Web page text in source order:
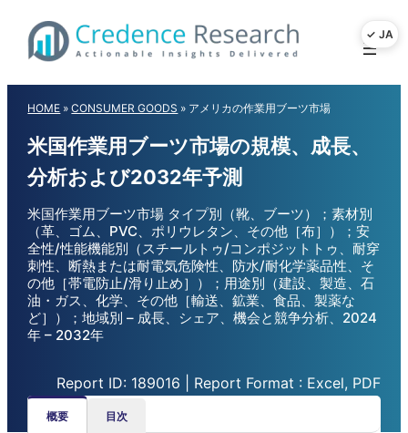
content
HOME »CONSUMER GOODS » アメリカの作業用ブーツ市場
米国作業用ブーツ市場の規模、成長、
分析および2032年予測
米国作業用ブーツ市場 タイプ別（靴、ブーツ）；素材別
（革、ゴム、PVC、ポリウレタン、その他［布］）；安
全性/性能機能別（スチールトゥ/コンポジットトゥ、耐穿
刺性、断熱または耐電気危険性、防水/耐化学薬品性、そ
の他［帯電防止/滑り止め］）；用途別（建設、製造、石
油・ガス、化学、その他［輸送、鉱業、食品、製薬な
ど］）；地域別 – 成長、シェア、機会と競争分析、2024
年 – 2032年
Report ID: 189016 | Report Format : Excel, PDF
概要 目次